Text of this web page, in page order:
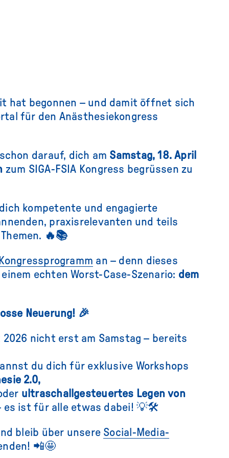
hat begonnen – und damit öffnet sich
für den Anästhesiekongress
darauf, dich am Samstag, 18. April
zum SIGA-FSIA Kongress begrüssen zu
kompetente und engagierte
praxisrelevanten und teils
🔥📚
an – denn dieses
echten Worst-Case-Szenario: dem
Neuerung! 🎉
nicht erst am Samstag – bereits
du dich für exklusive Workshops
2.0,
ultraschallgesteuertes Legen von
es ist für alle etwas dabei! 💡🛠️
bleib über unsere Social-Media-
📲🤩